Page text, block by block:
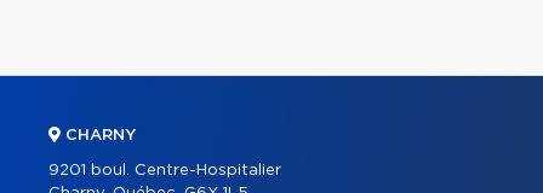
CHARNY
9201 boul. Centre-Hospitalier